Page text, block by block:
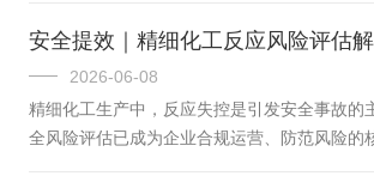
时，往往受限于较慢的升降温速率，难以捕捉
随着技术的革新，快速差示扫描量热仪应运而
实现高升降温速率的新型热分析仪器，它正以
敏度，为材料研究打开了一扇全新的大门。快
的核心突破在于其突破了传统热分析的速率瓶
2026-06-08
精细化工生产中，反应失控是引发安全事故的
全风险评估已成为企业合规运营、防范风险的